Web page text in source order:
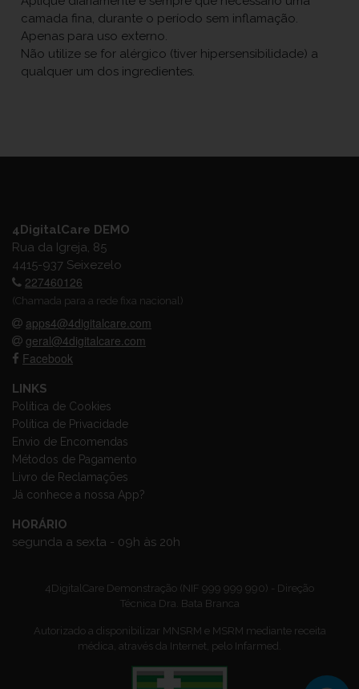
camada fina, durante o período sem inflamação.
Apenas para uso externo.
Não utilize se for alérgico (tiver hipersensibilidade) a
qualquer um dos ingredientes.
4DigitalCare DEMO
Rua da Igreja, 85
4415-937 Seixezelo
227460126
(Chamada para a rede fixa nacional)
apps4@4digitalcare.com
geral@4digitalcare.com
Facebook
LINKS
Política de Cookies
Política de Privacidade
Envio de Encomendas
Métodos de Pagamento
Livro de Reclamações
Já conhece a nossa App?
HORÁRIO
segunda a sexta - 09h às 20h
4DigitalCare Demonstração (NIF 999 999 990) - Direção
Técnica Dra. Bata Branca
Autorizado a disponibilizar MNSRM e MSRM mediante receita
médica, através da Internet, pelo Infarmed.